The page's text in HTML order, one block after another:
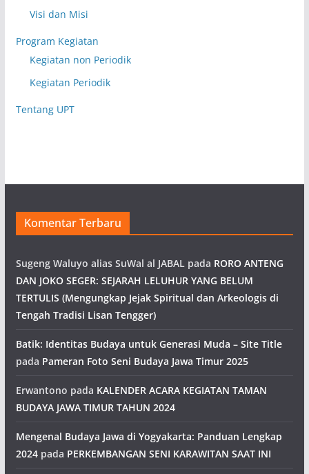
Visi dan Misi
Program Kegiatan
Kegiatan non Periodik
Kegiatan Periodik
Tentang UPT
Komentar Terbaru
Sugeng Waluyo alias SuWal al JABAL pada RORO ANTENG
DAN JOKO SEGER: SEJARAH LELUHUR YANG BELUM
TERTULIS (Mengungkap Jejak Spiritual dan Arkeologis di
Tengah Tradisi Lisan Tengger)
Batik: Identitas Budaya untuk Generasi Muda – Site Title
pada Pameran Foto Seni Budaya Jawa Timur 2025
Erwantono pada KALENDER ACARA KEGIATAN TAMAN
BUDAYA JAWA TIMUR TAHUN 2024
Mengenal Budaya Jawa di Yogyakarta: Panduan Lengkap
2024pada PERKEMBANGAN SENI KARAWITAN SAAT INI